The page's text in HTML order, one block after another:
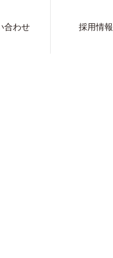
合わせ 採用情報